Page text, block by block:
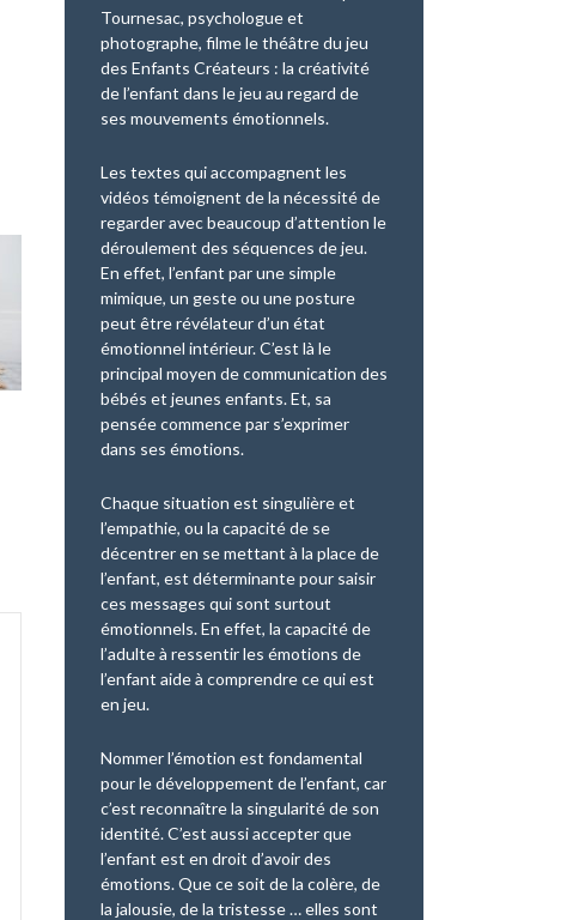
Tournesac, psychologue et
photographe, filme le théâtre du jeu
des Enfants Créateurs : la créativité
de l’enfant dans le jeu au regard de
ses mouvements émotionnels.
Les textes qui accompagnent les
vidéos témoignent de la nécessité de
regarder avec beaucoup d’attention le
déroulement des séquences de jeu.
En effet, l’enfant par une simple
mimique, un geste ou une posture
peut être révélateur d’un état
émotionnel intérieur. C’est là le
principal moyen de communication des
bébés et jeunes enfants. Et, sa
pensée commence par s’exprimer
dans ses émotions.
Chaque situation est singulière et
l’empathie, ou la capacité de se
décentrer en se mettant à la place de
l’enfant, est déterminante pour saisir
ces messages qui sont surtout
émotionnels. En effet, la capacité de
l’adulte à ressentir les émotions de
l’enfant aide à comprendre ce qui est
en jeu.
Nommer l’émotion est fondamental
pour le développement de l’enfant, car
c’est reconnaître la singularité de son
identité. C’est aussi accepter que
l’enfant est en droit d’avoir des
émotions. Que ce soit de la colère, de
la jalousie, de la tristesse … elles sont